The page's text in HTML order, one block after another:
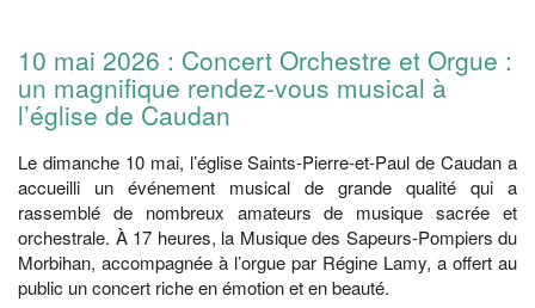
10 mai 2026 : Concert Orchestre et Orgue :
un magnifique rendez-vous musical à
l’église de Caudan
Le dimanche 10 mai, l’église Saints-Pierre-et-Paul de Caudan a
accueilli un événement musical de grande qualité qui a
rassemblé de nombreux amateurs de musique sacrée et
orchestrale. À 17 heures, la Musique des Sapeurs-Pompiers du
Morbihan, accompagnée à l’orgue par Régine Lamy, a offert au
public un concert riche en émotion et en beauté.